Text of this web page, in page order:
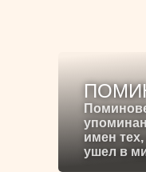
имен
ушел в